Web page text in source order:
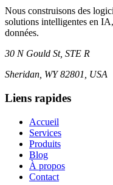
Nous construisons des
solutions intelligentes en
données.
30 N Gould St, STE R
Sheridan, WY 82801, USA
Liens rapides
Accueil
Services
Produits
Blog
À propos
Contact